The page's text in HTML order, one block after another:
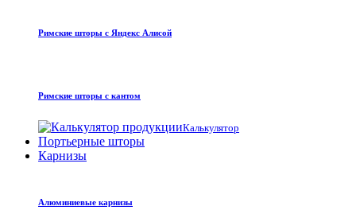
Римские шторы с Яндекс Алисой
Римские шторы с кантом
Калькулятор
Портьерные шторы
Карнизы
Алюминиевые карнизы